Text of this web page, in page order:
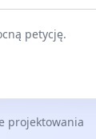
petycję.
projektowania